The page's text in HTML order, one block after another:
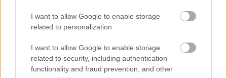
I want to allow Google to enable storage
related to personalization.
I want to allow Google to enable storage
related to security, including authentication
functionality and fraud prevention, and other
Bruce Dickinson vendégeskedett Billie
Joe Armstrong feldolgozás-zenekaránál